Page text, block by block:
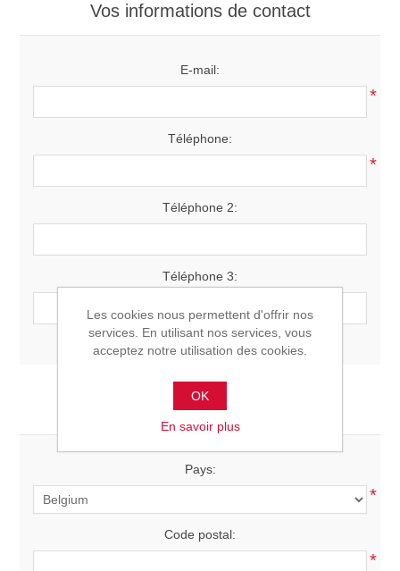
Vos informations de contact
E-mail:
*
Téléphone:
*
Téléphone 2:
Téléphone 3:
Votre adresse
Pays:
*
Code postal:
*
Les cookies nous permettent d'offrir nos
services. En utilisant nos services, vous
acceptez notre utilisation des cookies.
OK
En savoir plus